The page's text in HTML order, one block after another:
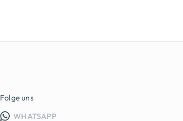
Folge uns
WHATSAPPINFO GRUPPE (OEFFNET IN